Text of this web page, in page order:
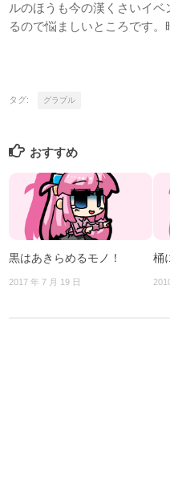
ルのほうも今の漢くさいイ
るので悩ましいところです。
タグ: グラブル
おすすめ
黒はあきらめるモノ！
2017 年 7 月 19 日
桶